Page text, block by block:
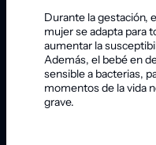
Durante la gestación,
mujer se adapta para
aumentar la
Además, el bebé en
sensible a bacterias,
momentos de la vida
grave.